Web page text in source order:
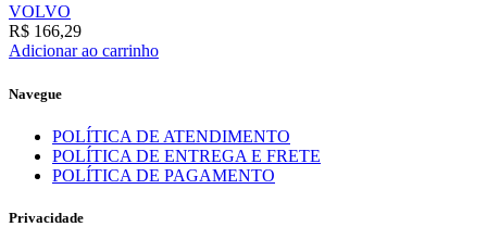
VOLVO
R$ 166,29
Adicionar ao carrinho
Navegue
POLÍTICA DE ATENDIMENTO
POLÍTICA DE ENTREGA E FRETE
POLÍTICA DE PAGAMENTO
Privacidade